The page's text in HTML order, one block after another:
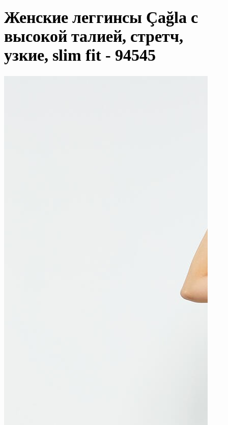
Женские леггинсы Çağla с
высокой талией, стретч,
узкие, slim fit - 94545